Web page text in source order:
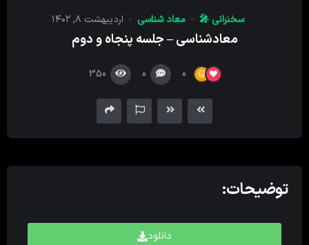
سخنرانی 🎤 معاد شناسی اردیبهشت ۸, ۱۴۰۲
معادشناسی – جلسه پنجاه و دوم
0
0
350
توضیحات:
دانلود